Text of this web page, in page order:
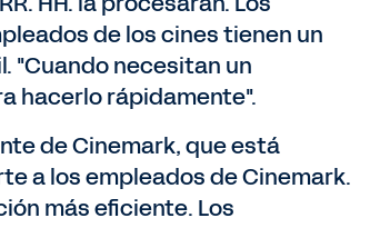
de los cines tienen un
"Cuando necesitan un
hacerlo rápidamente".
de Cinemark, que está
a los empleados de Cinemark.
más eficiente. Los